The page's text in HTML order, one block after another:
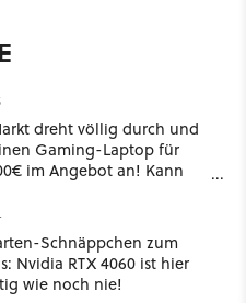
dreht völlig durch und
Gaming-Laptop für
im Angebot an! Kann
Schnäppchen zum
Nvidia RTX 4060 ist hier
wie noch nie!